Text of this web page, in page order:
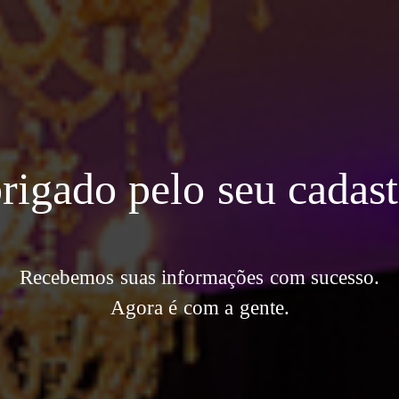
pelo seu
Recebemos suas informações com sucesso.
Agora é com a gente.